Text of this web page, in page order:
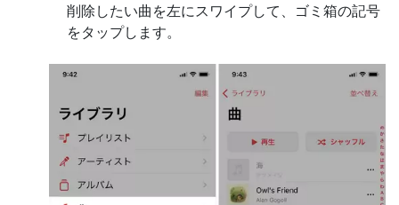
削除したい曲を左にスワイプして、ゴミ箱の記号
をタップします。